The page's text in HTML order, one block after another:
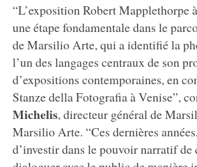
“L’exposition Robert Mapplethorpe
une étape fondamentale dans le
de Marsilio Arte, qui a identifié la
l’un des langages centraux de son
d’expositions contemporaines, en
Stanze della Fotografia à Venise”,
Michelis, directeur général de
Marsilio Arte. “Ces dernières
d’investir dans le pouvoir narratif de